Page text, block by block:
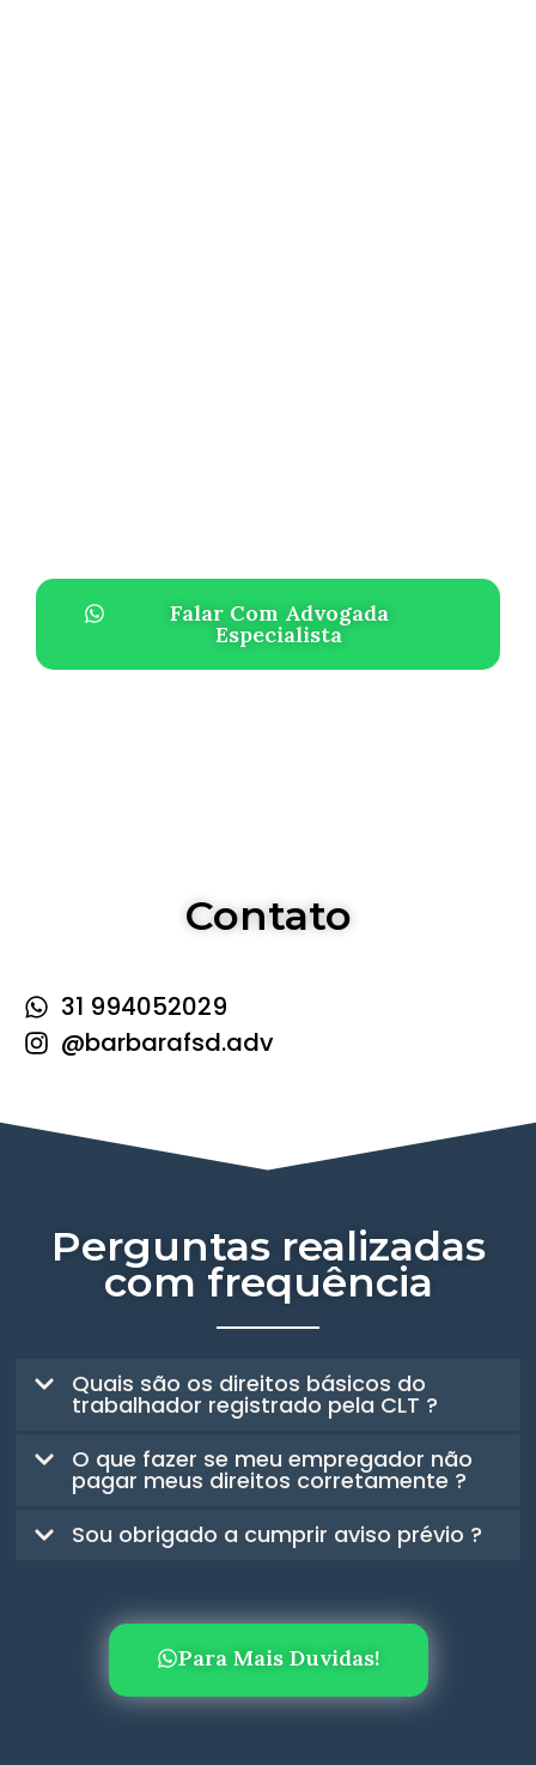
Falar Com Advogada
Especialista
Contato
31 994052029
@barbarafsd.adv
Perguntas realizadas
com frequência
Quais são os direitos básicos do
trabalhador registrado pela CLT ?
O que fazer se meu empregador não
pagar meus direitos corretamente ?
Sou obrigado a cumprir aviso prévio ?
Para Mais Duvidas!